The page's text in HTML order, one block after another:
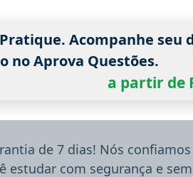
Acompanhe seu
no Aprova Questões.
a partir de
de 7 dias! Nós
estudar com segurança e